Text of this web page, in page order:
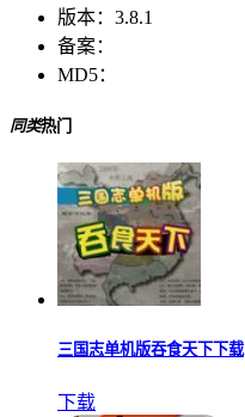
版本： 3.8.1
备案：
MD5：
同类热门
三国志单机版吞食天下下载
下载